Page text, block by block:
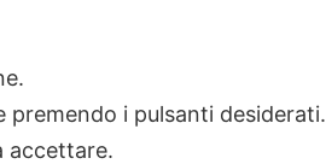
i pulsanti desiderati.
accettare.